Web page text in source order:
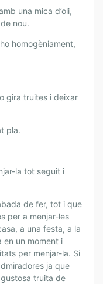
una mica d’oli,
nou.
homogèniament,
gira truites i deixar
pla.
la tot seguit i
de fer, tot i que
per a menjar-les
a una festa, a la
en un moment i
per menjar-la. Si
ja que
truita de